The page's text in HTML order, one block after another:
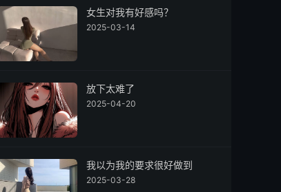
女生对我有好感吗？
2025-03-14
放下太难了
2025-04-20
我以为我的要求很好做到
2025-03-28